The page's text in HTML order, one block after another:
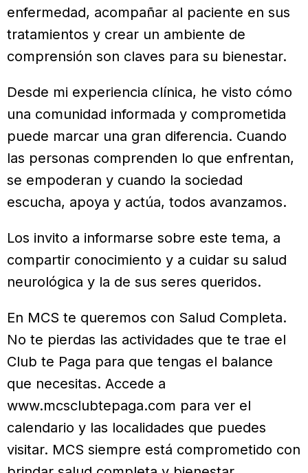
enfermedad, acompañar al paciente en sus
tratamientos y crear un ambiente de
comprensión son claves para su bienestar.
Desde mi experiencia clínica, he visto cómo
una comunidad informada y comprometida
puede marcar una gran diferencia. Cuando
las personas comprenden lo que enfrentan,
se empoderan y cuando la sociedad
escucha, apoya y actúa, todos avanzamos.
Los invito a informarse sobre este tema, a
compartir conocimiento y a cuidar su salud
neurológica y la de sus seres queridos.
En MCS te queremos con Salud Completa.
No te pierdas las actividades que te trae el
Club te Paga para que tengas el balance
que necesitas. Accede a
www.mcsclubtepaga.com para ver el
calendario y las localidades que puedes
visitar. MCS siempre está comprometido con